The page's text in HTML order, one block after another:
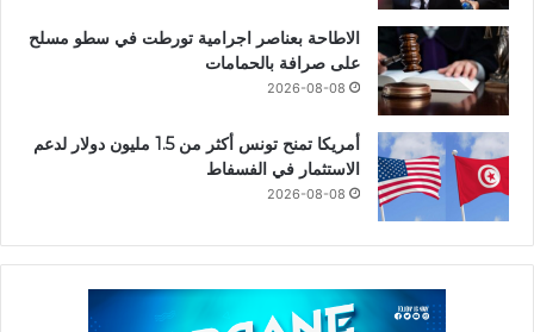
الاطاحة بعناصر اجرامية تورطت في سطو مسلح
على صرافة بالحمامات
2026-08-08
أمريكا تمنح تونس أكثر من 1.5 مليون دولار لدعم
الاستثمار في الفسفاط
2026-08-08